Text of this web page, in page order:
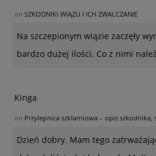
on SZKODNIKI WIĄZU I ICH ZWALCZANIE
Na szczepionym wiązie zaczęły
bardzo dużej ilości. Co z nimi
Kinga
on Przylepnica szklarniowa – opis
Dzień dobry. Mam tego